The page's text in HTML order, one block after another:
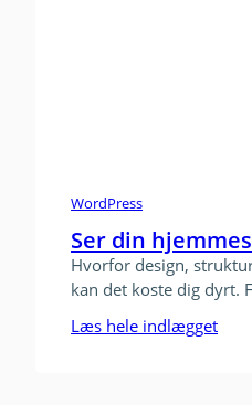
WordPress
Ser din
Hvorfor design,
kan det koste dig dyrt.
Læs hele indlægget